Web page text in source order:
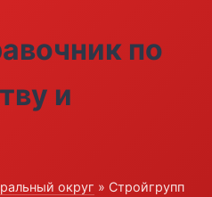
по
и
округ » Стройгрупп